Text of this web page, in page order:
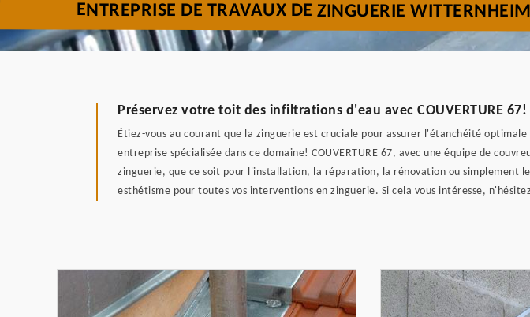
ENTREPRISE DE TRAVAUX DE ZINGUERIE
Préservez votre toit des infiltrations d'eau avec COUVERTURE 67!
Étiez-vous au courant que la zinguerie est cruciale pour assurer l'étanchéité
entreprise spécialisée dans ce domaine! COUVERTURE 67, avec une équipe de
zinguerie, que ce soit pour l'installation, la réparation, la rénovation ou simplement
esthétisme pour toutes vos interventions en zinguerie. Si cela vous intéresse,